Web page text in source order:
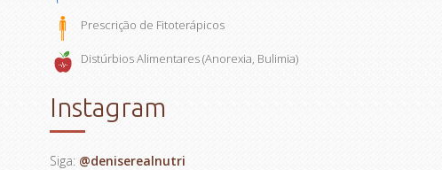
Prescrição de Fitoterápicos
Distúrbios Alimentares (Anorexia, Bulimia)
Instagram
Siga: @deniserealnutri